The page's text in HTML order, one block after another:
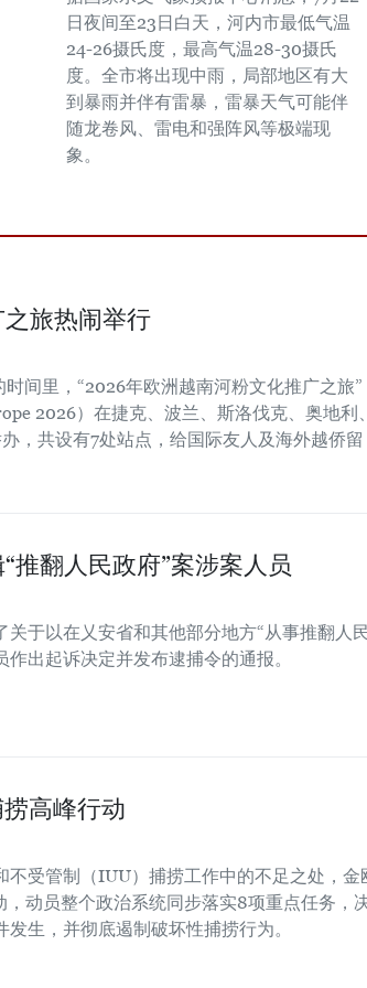
日夜间至23日白天，河内市最低气温
24-26摄氏度，最高气温28-30摄氏
度。全市将出现中雨，局部地区有大
到暴雨并伴有雷暴，雷暴天气可能伴
随龙卷风、雷电和强阵风等极端现
象。
旅热闹举行
间里，“2026年欧洲越南河粉文化推广之旅”
2026）在捷克、波兰、斯洛伐克、奥地利、
，共设有7处站点，给国际友人及海外越侨留
推翻人民政府”案涉案人员
关于以在乂安省和其他部分地方“从事推翻人
出起诉决定并发布逮捕令的通报。
高峰行动
不受管制（IUU）捕捞工作中的不足之处，金
动员整个政治系统同步落实8项重点任务，
生，并彻底遏制破坏性捕捞行为。